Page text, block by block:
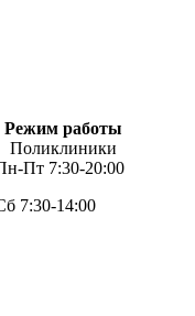
Режим работы
7:30-
7:30-14:00